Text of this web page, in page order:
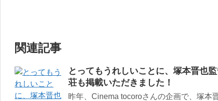
関連記事
とってもうれしいことに、塚本晋也
荘も掲載いただきました！
昨年、Cinema tocoroさんの企画で、塚本